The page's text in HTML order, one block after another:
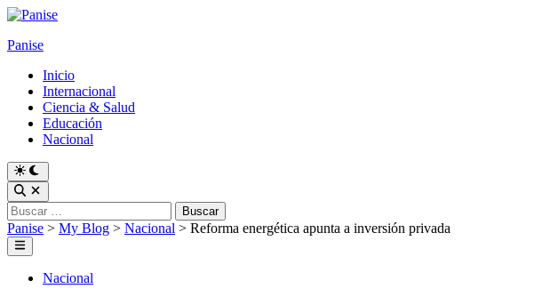
Skip
content
Panise
Inicio
Internacional
Ciencia & Salud
Educación
Nacional
Switch
to
dark
mode
Open
Search
Buscar:
Panise > My Blog > Nacional > Reforma energética apunta a inversión privada
Main
Menu
PostedNacional